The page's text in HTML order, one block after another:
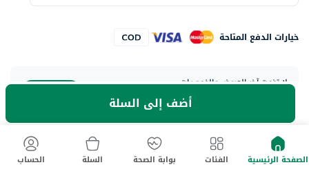
أضف إلى السلة
خيارات الدفع المتاحة
لا تفوت آخر العروض والخصومات
حمل تطبيق ماي أستر الآن
الصفحة الرئيسية الفئات بوابة الصحة السلة الحساب